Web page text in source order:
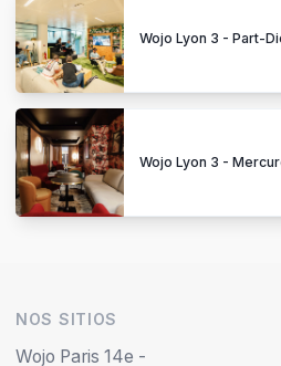
Wojo Lyon 3 - Part-
Wojo Lyon 3 -
NOS SITIOS
Wojo Paris 14e -